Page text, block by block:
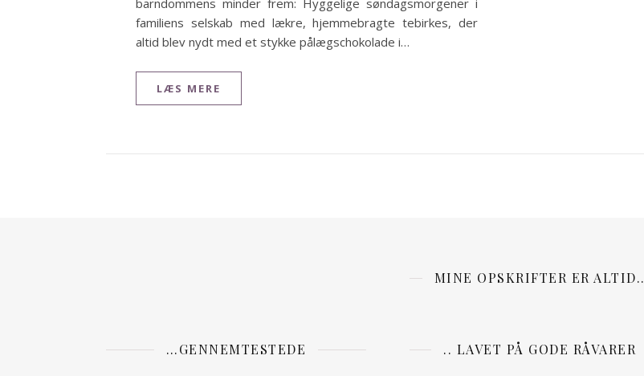
barndommens minder frem: Hyggelige søndagsmorgener i
familiens selskab med lækre, hjemmebragte tebirkes, der
altid blev nydt med et stykke pålægschokolade i…
LÆS MERE
MINE OPSKRIFTER ER ALTID..
…GENNEMTESTEDE .. LAVET PÅ GODE RÅVARER